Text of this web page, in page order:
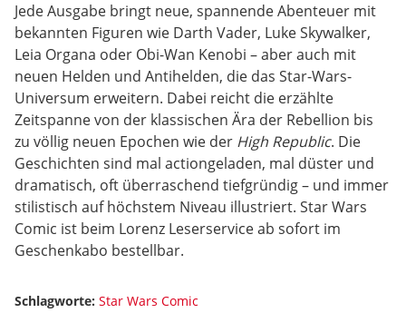
Jede Ausgabe bringt neue, spannende Abenteuer mit
bekannten Figuren wie Darth Vader, Luke Skywalker,
Leia Organa oder Obi-Wan Kenobi – aber auch mit
neuen Helden und Antihelden, die das Star-Wars-
Universum erweitern. Dabei reicht die erzählte
Zeitspanne von der klassischen Ära der Rebellion bis
zu völlig neuen Epochen wie der High Republic. Die
Geschichten sind mal actiongeladen, mal düster und
dramatisch, oft überraschend tiefgründig – und immer
stilistisch auf höchstem Niveau illustriert. Star Wars
Comic ist beim Lorenz Leserservice ab sofort im
Geschenkabo bestellbar.
Schlagworte: Star Wars Comic